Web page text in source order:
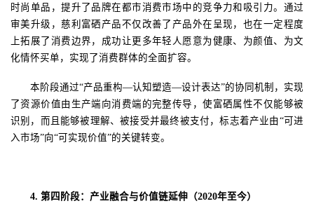
时尚单品，提升了品牌在都市消费市场中的竞争力和吸引力。通过
审美升级，慈利富硒产品不仅改善了产品外在呈现，也在一定程度
上拓展了消费边界，成功让更多年轻人愿意为健康、为颜值、为文
化情怀买单，实现了消费群体的全面扩容。
本阶段通过“产品重构—认知塑造—设计表达”的协同机制，实现
了资源价值由生产端向消费端的完整传导，使富硒属性不仅能够被
识别，而且能够被理解、被接受并最终被支付，标志着产业由“可进
入市场”向“可实现价值”的关键转变。
4.第四阶段：产业融合与价值链延伸（2020年至今）